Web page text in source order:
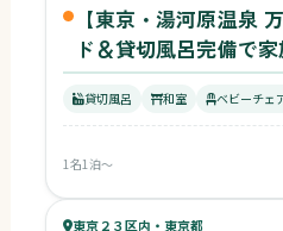
【東京・湯河原温泉
ド＆貸切風呂完備で
貸切風呂 和室 ベビーチェ
1名1泊〜
69キッズ
東京２３区内・東京都